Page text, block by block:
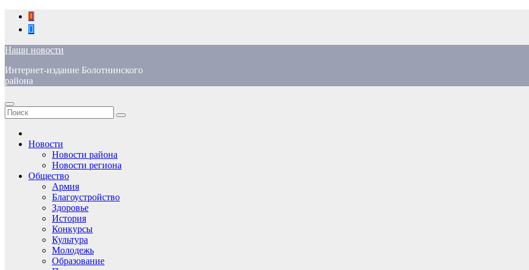
Перейти
содержимому
Наши новости
Интернет-издание Болотнинского
района
Новости
Новости района
Новости региона
Общество
Армия
Благоустройство
Здоровье
История
Конкурсы
Культура
Молодежь
Образование